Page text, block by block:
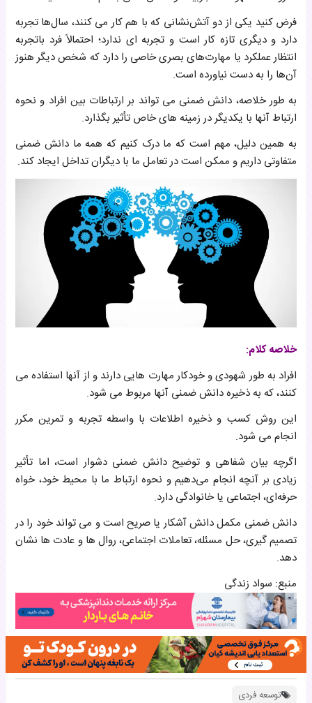
فرض کنید یکی از دو آتش‌نشانی که با هم کار می کنند، سال‌ها تجربه
دارد و دیگری تازه کار است و تجربه ای ندارد؛ احتمالاً فرد باتجربه
انتظار عملکرد یا مهارت‌های بصری خاصی را دارد که شخص دیگر هنوز
آن‌ها را به دست نیاورده است.
به طور خلاصه، دانش ضمنی می تواند بر ارتباطات بین افراد و نحوه
ارتباط آنها با یکدیگر در زمینه های خاص تأثیر بگذارد.
به همین دلیل، مهم است که ما درک کنیم که همه ما دانش ضمنی
متفاوتی داریم و ممکن است در تعامل ما با دیگران تداخل ایجاد کند.
خلاصه کلام:
افراد به طور شهودی و خودکار مهارت هایی دارند و از آنها استفاده می
کنند، که به ذخیره دانش ضمنی آنها مربوط می شود.
این روش کسب و ذخیره اطلاعات با واسطه تجربه و تمرین مکرر
انجام می شود.
اگرچه بیان شفاهی و توضیح دانش ضمنی دشوار است، اما تأثیر
زیادی بر آنچه انجام می‌دهیم و نحوه ارتباط ما با محیط خود، خواه
حرفه‌ای، اجتماعی یا خانوادگی دارد.
دانش ضمنی مکمل دانش آشکار یا صریح است و می تواند خود را در
تصمیم گیری، حل مسئله، تعاملات اجتماعی، روال ها و عادت ها نشان
دهد.
منبع: سواد زندگی
توسعه فردی